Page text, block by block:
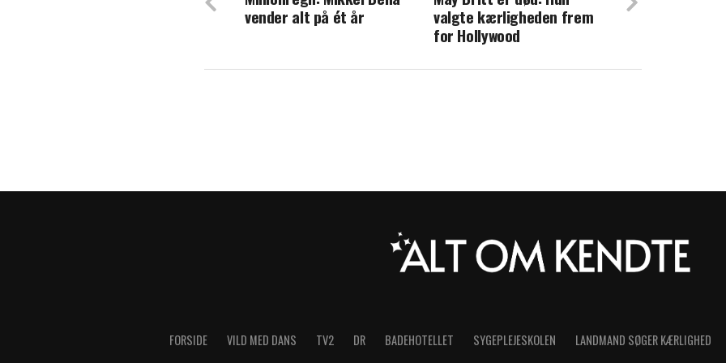
Hjerteskærende opslag fra Stephanie Siguenza:
valgte kærligheden frem
for Hollywood
vender alt på ét år
FORSIDE VILD MED DANS TV2 DR BADEHOTELLET SYGEPLEJESKOLEN LANDMAND SØGER KÆRLIGHED